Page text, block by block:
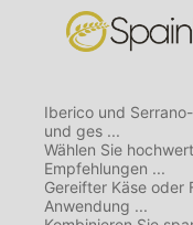
Iberico und
und ges ...
Wählen Sie
Empfehlungen ...
Gereifter Käse oder
Anwendung ...